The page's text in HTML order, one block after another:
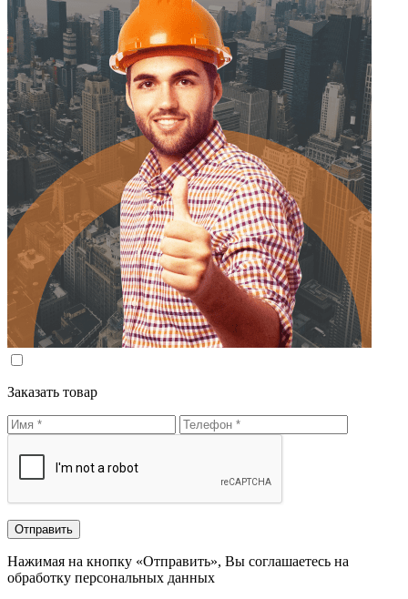
Заказать товар
Нажимая на кнопку «Отправить», Вы соглашаетесь на
обработку персональных данных